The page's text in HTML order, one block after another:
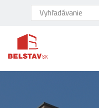
skip to main content
Vyhľadávanie: